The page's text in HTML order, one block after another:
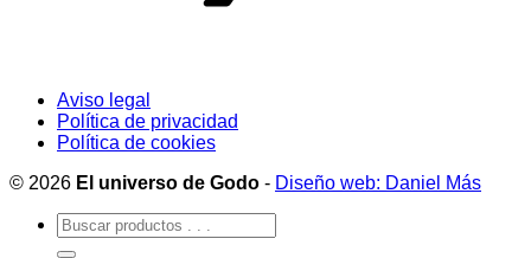
Aviso legal
Política de privacidad
Política de cookies
© 2026 El universo de Godo - Diseño web: Daniel Más
Buscar
por: